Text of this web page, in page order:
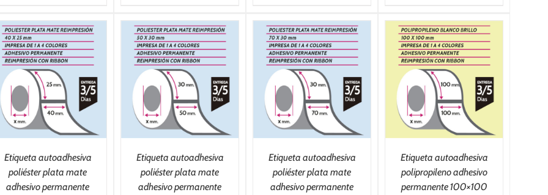
hasta
310,00€
hasta
827,00€
hasta
649,00€
196,00€
hasta
498,00€
Etiqueta autoadhesiva
poliéster plata mate
adhesivo permanente
SELECCIONAR
OPCIONES
/
DETALLES
Etiqueta autoadhesiva
poliéster plata mate
adhesivo permanente
SELECCIONAR
OPCIONES
/
DETALLES
Etiqueta autoadhesiva
poliéster plata mate
adhesivo permanente
SELECCIONAR
OPCIONES
/
DETALLES
Etiqueta autoadhesiva
polipropileno adhesivo
permanente 100×100